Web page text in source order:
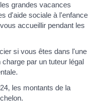
grandes vacances
d'aide sociale à l'enfance
accueillir pendant les
si vous êtes dans l'une
par un tuteur légal
les montants de la